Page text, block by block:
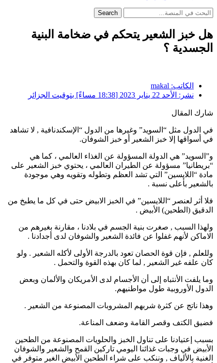
Search
هل خبز الشعير يتحكم في ضخامة البنية
الجسدية ؟
الكاتب: makal
نشر: الأحد 22 يناير 2023 [18:38 مساءً] بتوقيت الجزائر
شارك المقال
في الدول مثل “السويد” وغيرها من الدول “الإسكندنافية , لا تشاهد
في أسواقها إلا خبز الشعير أو خبز الشوفان.
و”السويد” هي الدولة المسؤولة عن الغذاء العالمي ، كما هي
“بريطانيا” مسؤولة عن الطيران العالمي ، يحتوي خبز الشعير على
مادة “اللايسين” التي تشد العظم وتطوله وتقويه وهي موجودة
بالشعير بأعلى نسبة .
فلا أثر لعنصر “اللايسين” في الخبز الابيض حتى في كل ما يطبخ من
الدقيق (الطحين) الأبيض .
ولهذا السبب , صغرت بنية الجسم في بلادنا ، مقارنة بغيرهم من
الاماكن لأنهم غفلوا عن فائدة الشعير والشوفان لدى أجدادنا .
وللعلم , فإن قوة الحصان تعود بالدرجة الأولى لأكله الشعير . ولو
كان علفه غير الشعير , لما كان بهذه القوة والتحمل .
وما يلفت الأنتباه إلى أن الأجسام لدى الأمريكان والألمان وبعض
الدول الأوروبية طول مواطنيهم.
وهذا ناتج عن كثرة شربهم المشروبات المصنوعة من الشعير .
فضيق الكتف وقصر القامة وضعف المناعة.
بسبب إعتيادنا على تناول الخبز والحلويات المصنوعة من الطحين
الأبيض في وجبات غذائنا اليومي تاركين القمح والشعير والشوفان
الغنية بالألياف , وننكب على شراء الطحين الأبيض الغير متوفر في